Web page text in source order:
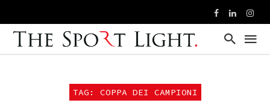
TAG: COPPA DEI CAMPIONI